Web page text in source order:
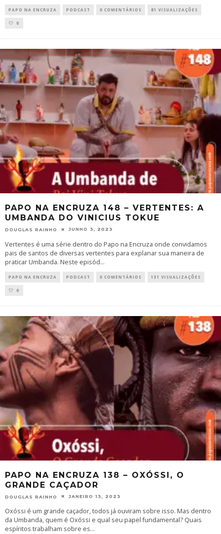
PAPO NA ENCRUZA PODCAST 0 COMENTÁRIOS 81 VISUALIZAÇÕES
0
PAPO NA ENCRUZA 148 – VERTENTES: A
UMBANDA DO VINICIUS TOKUE
DOUGLAS RAINHO JUNHO 3, 2023
Vertentes é uma série dentro do Papo na Encruza onde convidamos
pais de santos de diversas vertentes para explanar sua maneira de
praticar Umbanda. Neste episód...
PAPO NA ENCRUZA PODCAST 0 COMENTÁRIOS 131 VISUALIZAÇÕES
0
PAPO NA ENCRUZA 138 – OXÓSSI, O
GRANDE CAÇADOR
DOUGLAS RAINHO JANEIRO 13, 2023
Oxóssi é um grande caçador, todos já ouviram sobre isso. Mas dentro
da Umbanda, quem é Oxóssi e qual seu papel fundamental? Quais
espíritos trabalham sobre es...